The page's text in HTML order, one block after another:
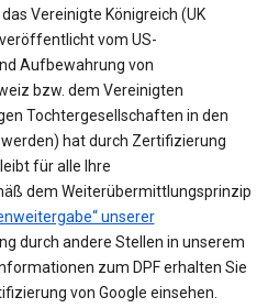
Vereinigte Königreich (UK
vom US-
Aufbewahrung von
bzw. dem Vereinigten
Tochtergesellschaften in den
hat durch Zertifizierung
für alle Ihre
dem Weiterübermittlungsprinzip
unserer
durch andere Stellen in unserem
zum DPF erhalten Sie
von Google einsehen.